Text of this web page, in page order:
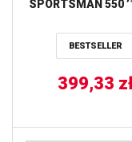
SPORTSMAN 550
BESTSELLER
399,33